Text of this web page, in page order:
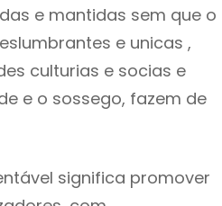
e mantidas sem que o
e unicas ,
culturias e socias e
e o sossego, fazem de
significa promover